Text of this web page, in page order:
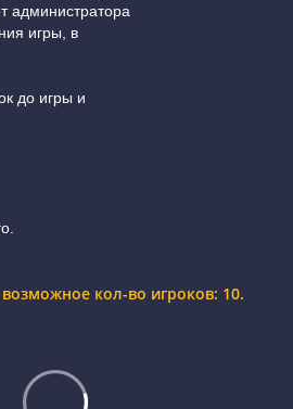
администратора
игры, в
до игры и
кол-во игроков: 10.